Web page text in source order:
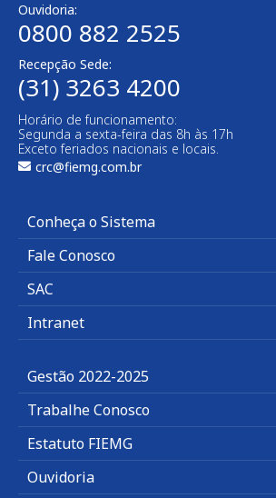
Ouvidoria:
0800 882 2525
Recepção Sede:
(31) 3263 4200
Horário de funcionamento:
Segunda a sexta-feira das 8h às 17h
Exceto feriados nacionais e locais.
crc@fiemg.com.br
Conheça o Sistema
Fale Conosco
SAC
Intranet
Gestão 2022-2025
Trabalhe Conosco
Estatuto FIEMG
Ouvidoria